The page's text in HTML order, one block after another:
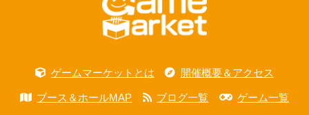
ゲームマーケットとは 開催概要＆アクセス
ブース＆ホールMAP ブログ一覧 ゲーム一覧